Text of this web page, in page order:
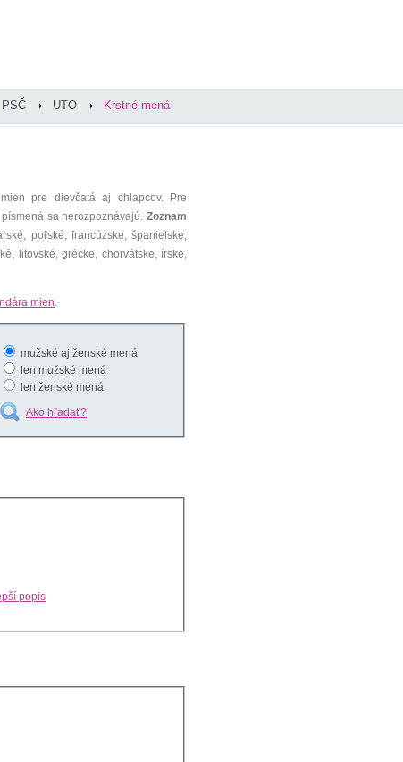
PSČ UTO Krstné mená
pre dievčatá aj chlapcov. Pre
sa nerozpoznávajú. Zoznam
poľské, francúzske, španielske,
litovské, grécke, chorvátske, írske,
mien.
mužské aj ženské mená
len mužské mená
len ženské mená
Ako hľadať?
popis